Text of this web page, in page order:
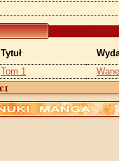
Tytuł
Tom 1